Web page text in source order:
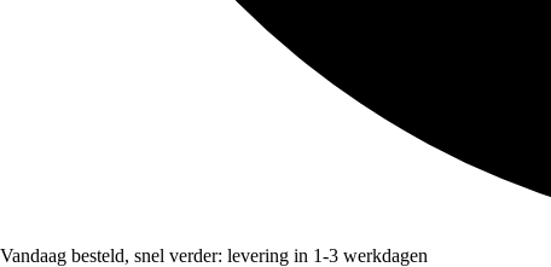
Vandaag besteld, snel verder: levering in 1-3 werkdagen